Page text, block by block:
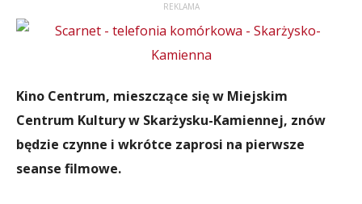
REKLAMA
Kino Centrum, mieszczące się w Miejskim
Centrum Kultury w Skarżysku-Kamiennej, znów
będzie czynne i wkrótce zaprosi na pierwsze
seanse filmowe.